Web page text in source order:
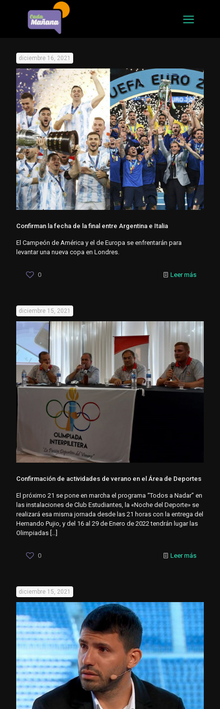
diciembre 16, 2021
Confirman la fecha de la final entre Argentina e Italia
El Campeón de América y el de Europa se enfrentarán para
levantar una nueva copa en Londres.
0 Leer más
diciembre 15, 2021
Confirmación de actividades de verano en el Área de Deportes
El próximo 21 se pone en marcha el programa “Todos a Nadar” en
las instalaciones de Club Estudiantes, la «Noche del Deporte» se
realizará esa misma jornada desde las 21 horas con la entrega del
Hernando Pujio, y del 16 al 29 de Enero de 2022 tendrán lugar las
Olimpiadas […]
0 Leer más
diciembre 15, 2021